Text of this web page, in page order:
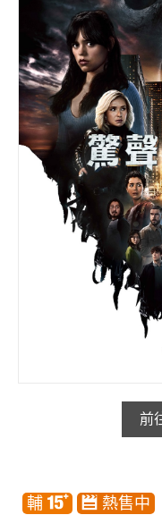
前
4DX
VR 演唱會
GOLD CLASS
AD口述影像
LIVE演唱會
影城公告
影城活動
中獎名單
合作夥伴